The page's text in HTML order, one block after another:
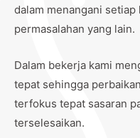
dalam menangani
permasalahan yang lain.
Dalam bekerja kami
tepat sehingga
terfokus tepat sasaran
terselesaikan.